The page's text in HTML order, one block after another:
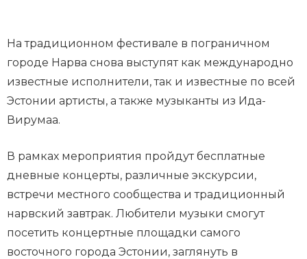
На традиционном фестивале в пограничном
городе Нарва снова выступят как международно
известные исполнители, так и известные по всей
Эстонии артисты, а также музыканты из Ида-
Вирумаа.
В рамках мероприятия пройдут бесплатные
дневные концерты, различные экскурсии,
встречи местного сообщества и традиционный
нарвский завтрак. Любители музыки смогут
посетить концертные площадки самого
восточного города Эстонии, заглянуть в